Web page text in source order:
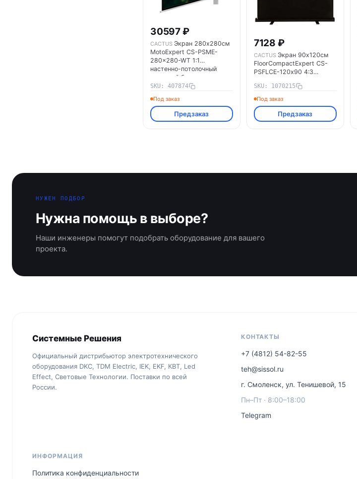
30597 ₽
CACTUS Экран 280х280см
MotoExpert CS-PSME-
280x280-WT 1:1
настенно-потолочный
рулонный бел.
(моторизованный привод)
SKU: 407874
Под заказ
Предзаказ
7128 ₽
CACTUS Экран 90х120см
FloorCompactExpert CS-
PSFLCE-120х90 4:3
CACTUS 1070215
SKU: 1070215
Под заказ
Предзаказ
НУЖЕН ПОДБОР
Нужна помощь в выборе?
Наши инженеры помогут подобрать оборудование для вашего
проекта.
Системные Решения
Официальный дистрибьютор электротехнического
оборудования DKC, TDM Electric, IEK, EKF, КВТ, Led
Effect, Световые Технологии. Поставки по всей
России.
КОНТАКТЫ
+7 (4812) 54-82-55
teh@sissol.ru
г. Смоленск, ул. Тенишевой, 15
Пн–Пт · 8:00–18:00
Telegram
ИНФОРМАЦИЯ
Политика конфиденциальности